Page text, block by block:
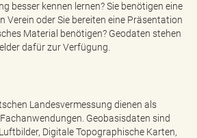
s
b
l
besser kennen lernen? Sie benötigen eine
Verein oder Sie bereiten eine Präsentation
Material benötigen? Geodaten stehen
dafür zur Verfügung.
Landesvermessung dienen als
Geobasisdaten sind
Digitale Topographische Karten,